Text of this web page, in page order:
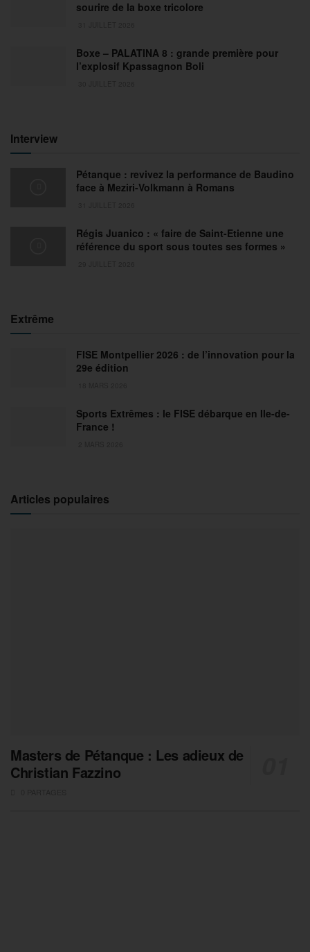
sourire de la boxe tricolore
Boxe – PALATINA 8 : grande première pour
l’explosif Kpassagnon Boli
Interview
Pétanque : revivez la performance de Baudino
face à Meziri-Volkmann à Romans
Régis Juanico : « faire de Saint-Etienne une
référence du sport sous toutes ses formes »
Extrême
FISE Montpellier 2026 : de l’innovation pour la
29e édition
Sports Extrêmes : le FISE débarque en Ile-de-
France !
Articles populaires
Masters de Pétanque : Les adieux de
Christian Fazzino